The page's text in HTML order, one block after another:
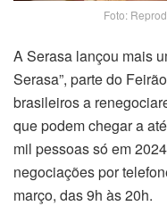
Foto:
A Serasa lançou mais
Serasa”, parte do
brasileiros a
que podem chegar a
mil pessoas só em
negociações por
março, das 9h às 20h.